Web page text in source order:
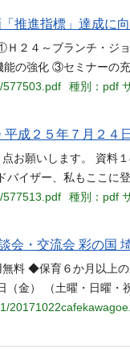
推進指標」達成に
２４～ブランチ・ジ
の強化 ③セミナーの
577503.pdf
種別：pdf
成２５年７月２４
お願いします。 資料
バイザー、私もここに
577513.pdf
種別：pdf
会・交流会 彩の国
料 ◆保育６か月以上
金） （土曜・日曜・